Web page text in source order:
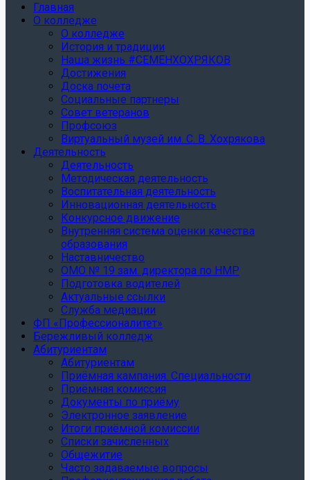
Главная
О колледже
О колледже
История и традиции
Наша жизнь #СЕМЕНХОХРЯКОВ
Достижения
Доска почета
Социальные партнеры
Совет ветеранов
Профсоюз
Виртуальный музей им. С. В. Хохрякова
Деятельность
Деятельность
Методическая деятельность
Воспитательная деятельность
Инновационная деятельность
Конкурсное движение
Внутренняя система оценки качества
образования
Наставничество
ОМО № 19 зам. директора по НМР
Подготовка водителей
Актуальные ссылки
Служба медиации
ФП «Профессионалитет»
Бережливый колледж
Абитуриентам
Абитуриентам
Приёмная кампания. Специальности
Приёмная комиссия
Документы по приёму
Электронное заявление
Итоги приёмной комиссии
Списки зачисленных
Общежитие
Часто задаваемые вопросы